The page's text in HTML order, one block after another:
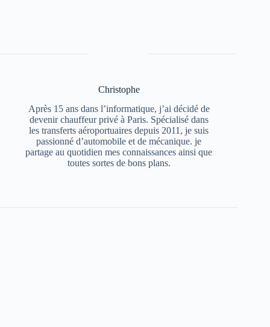
Christophe
Après 15 ans dans l’informatique, j’ai décidé de
devenir chauffeur privé à Paris. Spécialisé dans
les transferts aéroportuaires depuis 2011, je suis
passionné d’automobile et de mécanique. je
partage au quotidien mes connaissances ainsi que
toutes sortes de bons plans.